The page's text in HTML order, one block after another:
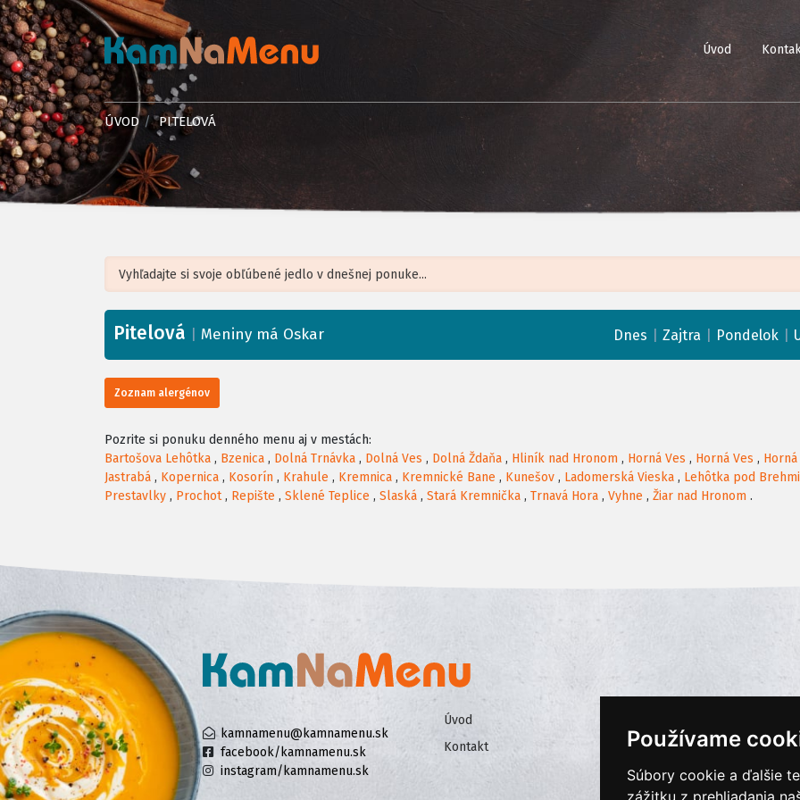
Používame
Súbory cookie a ďalšie
zážitku z prehliadania
Úvod
ÚVOD PITELOVÁ
+
−
Pitelová Meniny má Oskar Dnes Zajtra Pondelok
Zoznam alergénov
Pozrite si ponuku denného menu aj v mestách:
Bartošova Lehôtka , Bzenica , Dolná Trnávka , Dolná Ves , Dolná Ždaňa , Hliník nad Hronom , Horná Ves , Horná Ves , Horná
Jastrabá , Kopernica , Kosorín , Krahule , Kremnica , Kremnické Bane , Kunešov , Ladomerská Vieska , Lehôtka pod Brehmi
Prestavlky , Prochot, Repište , Sklené Teplice , Slaská , Stará Kremnička , Trnavá Hora , Vyhne , Žiar nad Hronom .
kamnamenu@kamnamenu.sk
facebook/kamnamenu.sk
instagram/kamnamenu.sk
Úvod
Kontakt
Ochrana osobných údajov
Cookies